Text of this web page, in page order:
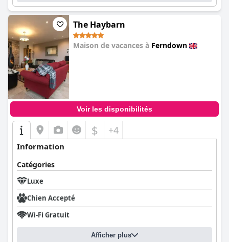
The Haybarn
Maison de vacances à Ferndown
Voir les disponibilités
$ +4
Information
Catégories
Luxe
Chien Accepté
Wi-Fi Gratuit
Afficher plus